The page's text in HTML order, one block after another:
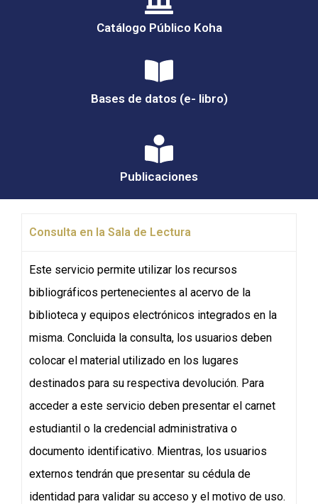
Catálogo Público Koha
Bases de datos (e- libro)
Publicaciones
Consulta en la Sala de Lectura
Este servicio permite utilizar los recursos
bibliográficos pertenecientes al acervo de la
biblioteca y equipos electrónicos integrados en la
misma. Concluida la consulta, los usuarios deben
colocar el material utilizado en los lugares
destinados para su respectiva devolución. Para
acceder a este servicio deben presentar el carnet
estudiantil o la credencial administrativa o
documento identificativo. Mientras, los usuarios
externos tendrán que presentar su cédula de
identidad para validar su acceso y el motivo de uso.